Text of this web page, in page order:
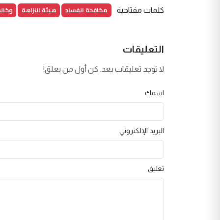
كلمات مفتاحية مكافحة الفساد هيئة النزاهة
التعليقات
لا توجد تعليقات بعد. كن أول من يعلق!
اسمك
البريد الإلكتروني
تعليق